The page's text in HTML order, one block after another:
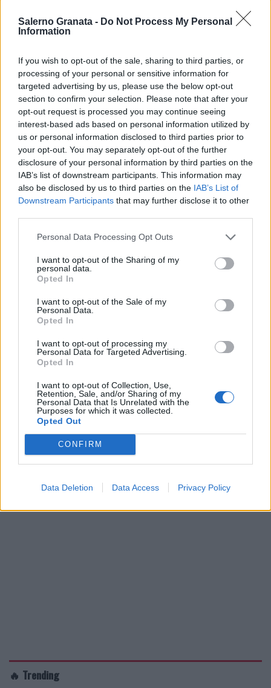
Salerno Granata - Do Not Process My Personal
Information
If you wish to opt-out of the sale, sharing to third parties, or
processing of your personal or sensitive information for
targeted advertising by us, please use the below opt-out
section to confirm your selection. Please note that after your
opt-out request is processed you may continue seeing
interest-based ads based on personal information utilized by
us or personal information disclosed to third parties prior to
your opt-out. You may separately opt-out of the further
disclosure of your personal information by third parties on the
IAB’s list of downstream participants. This information may
also be disclosed by us to third parties on the IAB’s List of
Downstream Participants that may further disclose it to other
Personal Data Processing Opt Outs
I want to opt-out of the Sharing of my
personal data.
Opted In
I want to opt-out of the Sale of my
Personal Data.
Opted In
I want to opt-out of processing my
Personal Data for Targeted Advertising.
Opted In
I want to opt-out of Collection, Use,
Retention, Sale, and/or Sharing of my
Personal Data that Is Unrelated with the
Purposes for which it was collected.
Opted Out
CONFIRM
Data Deletion Data Access Privacy Policy
🔥 Trending